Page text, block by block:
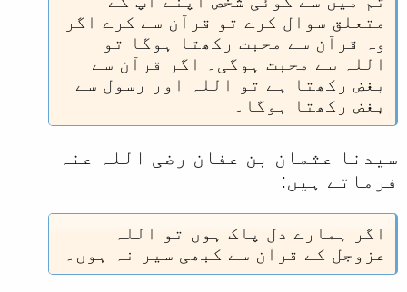
متعلق سوال کرے تو قرآن سے کرے اگر
وہ قرآن سے محبت رکھتا ہوگا تو
اللہ سے محبت ہوگی۔ اگر قرآن سے
بغض رکھتا ہے تو اللہ اور رسول سے
بغض رکھتا ہوگا۔
سیدنا عثمان بن عفان رضی اللہ عنہ
فرماتے ہیں:
اگر ہمارے دل پاک ہوں تو اللہ
عزوجل کے قرآن سے کبھی سیر نہ ہوں۔